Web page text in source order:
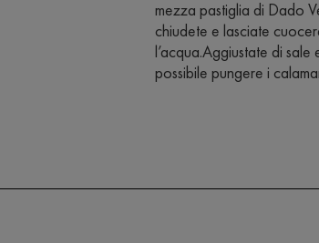
mezza pastiglia di Dado
chiudete e lasciate
l’acqua.Aggiustate di
possibile pungere i